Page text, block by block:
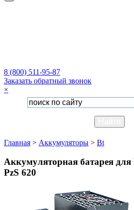
8 (800) 511-95-87
Заказать обратный звонок
×
Главная > Аккумуляторы > Bt
Аккумуляторная батарея для
PzS 620